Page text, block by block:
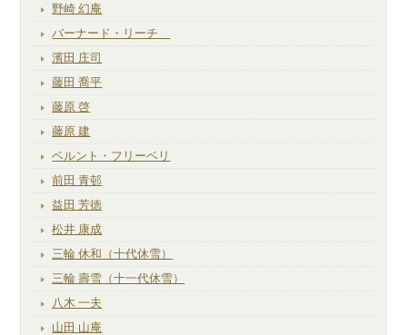
野崎 幻庵
バーナード・リーチ
濱田 庄司
藤田 喬平
藤原 啓
藤原 建
ベルント・フリーベリ
前田 青邨
益田 芳徳
松井 康成
三輪 休和（十代休雪）
三輪 壽雪（十一代休雪）
八木 一夫
山田 山庵